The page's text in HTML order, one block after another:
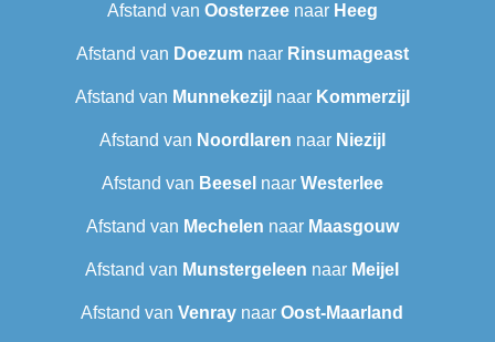
Afstand van Oosterzeenaar Heeg
Afstand van Doezumnaar Rinsumageast
Afstand van Munnekezijl naar Kommerzijl
Afstand van Noordlaren naar Niezijl
Afstand van Beesel naar Westerlee
Afstand van Mechelen naar Maasgouw
Afstand van Munstergeleen naar Meijel
Afstand van Venray naar Oost-Maarland